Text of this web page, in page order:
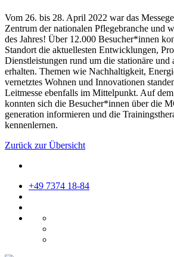
Vom 26. bis 28. April 2022 war das
Zentrum der nationalen Pflegebranche und
des Jahres! Über 12.000 Besucher*innen
Standort die aktuellesten Entwicklungen,
Dienstleistungen rund um die stationäre und
erhalten. Themen wie Nachhaltigkeit,
vernetztes Wohnen und Innovationen
Leitmesse ebenfalls im Mittelpunkt. Auf
konnten sich die Besucher*innen über die
generation informieren und die
kennenlernen.
Zurück zur Übersicht
+49 7374 18-84